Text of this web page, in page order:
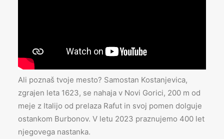
Ali poznaš tvoje mesto? Samostan Kostanjevica,
zgrajen leta 1623, se nahaja v Novi Gorici, 200 m od
meje z Italijo od prelaza Rafut in svoj pomen dolguje
ostankom Burbonov. V letu 2023 praznujemo 400 let
njegovega nastanka.